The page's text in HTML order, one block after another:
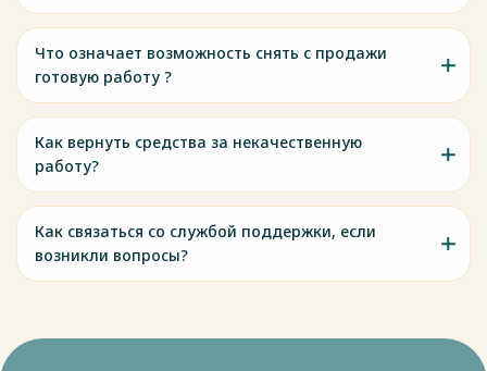
Что означает возможность снять с продажи
готовую работу ?
Как вернуть средства за некачественную
работу?
Как связаться со службой поддержки, если
возникли вопросы?